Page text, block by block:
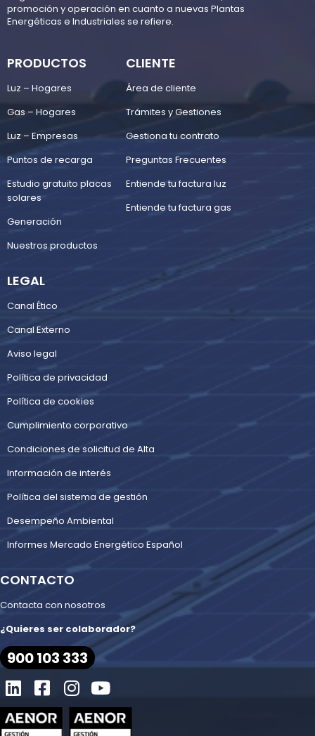
promoción y operación en cuanto a nuevas Plantas
Energéticas e Industriales se refiere.
PRODUCTOS
Luz – Hogares
Gas – Hogares
Luz – Empresas
Puntos de recarga
Estudio gratuito placas
solares
Generación
Nuestros productos
CLIENTE
Área de cliente
Trámites y Gestiones
Gestiona tu contrato
Preguntas Frecuentes
Entiende tu factura luz
Entiende tu factura gas
LEGAL
Canal Ético
Canal Externo
Aviso legal
Política de privacidad
Política de cookies
Cumplimiento corporativo
Condiciones de solicitud de Alta
Información de interés
Política del sistema de gestión
Desempeño Ambiental
Informes Mercado Energético Español
CONTACTO
Contacta con nosotros
¿Quieres ser colaborador?
900 103 333